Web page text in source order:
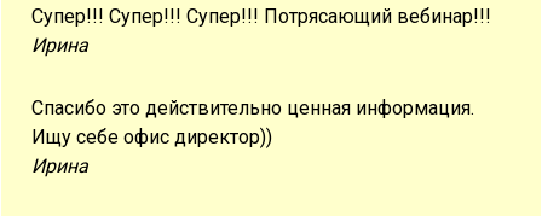
Супер!!! Супер!!! Супер!!! Потрясающий вебинар!!!
Ирина
Спасибо это действительно ценная информация.
Ищу себе офис директор))
Ирина